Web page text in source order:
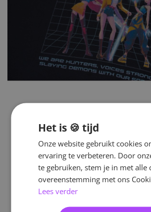
Het is 🍪 tijd
Onze website gebruikt cookies
ervaring te verbeteren. Door
te gebruiken, stem je in met alle
overeenstemming met ons
Lees verder